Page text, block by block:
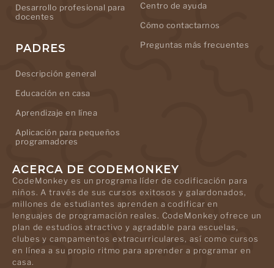
Desarrollo profesional para
docentes
PADRES
Descripción general
Educación en casa
Aprendizaje en línea
Aplicación para pequeños
programadores
Centro de ayuda
Cómo contactarnos
Preguntas más frecuentes
ACERCA DE CODEMONKEY
CodeMonkey es un programa líder de codificación para
niños. A través de sus cursos exitosos y galardonados,
millones de estudiantes aprenden a codificar en
lenguajes de programación reales. CodeMonkey ofrece un
plan de estudios atractivo y agradable para escuelas,
clubes y campamentos extracurriculares, así como cursos
en línea a su propio ritmo para aprender a programar en
casa.